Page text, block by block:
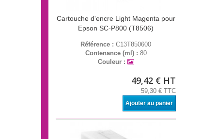
Cartouche d'encre Light Magenta pour
Epson SC-P800 (T8506)
Référence : C13T850600
Contenance (ml) : 80
Couleur :
49,42 € HT
59,30 € TTC
Ajouter au panier